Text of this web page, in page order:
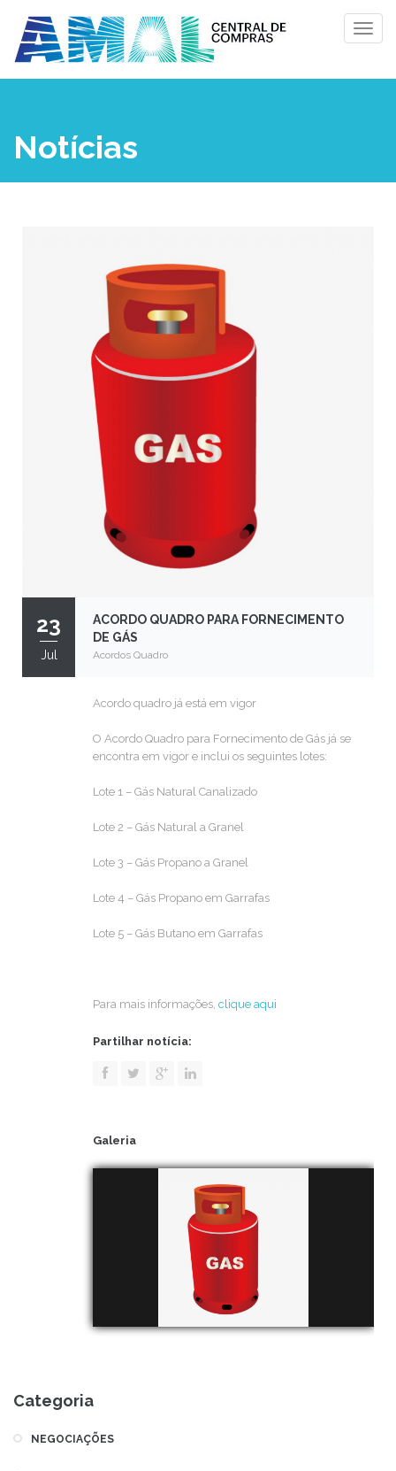
Notícias
23
Jul
ACORDO QUADRO PARA FORNECIMENTO
DE GÁS
Acordos Quadro
Acordo quadro já está em vigor
O Acordo Quadro para Fornecimento de Gás já se
encontra em vigor e inclui os seguintes lotes:
Lote 1 – Gás Natural Canalizado
Lote 2 – Gás Natural a Granel
Lote 3 – Gás Propano a Granel
Lote 4 – Gás Propano em Garrafas
Lote 5 – Gás Butano em Garrafas
Para mais informações, clique aqui
Partilhar notícia:
Galeria
Categoria
NEGOCIAÇÕES